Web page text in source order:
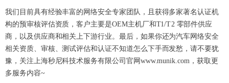
我们目前具有经验丰富的网络安全专家团队，且获得多家著名认证机
构的预审核评估资质，客户主要是OEM主机厂和T1/T2 零部件供应
商，以及供应商和相关上下游行业。 最后，如果你还为汽车网络安全
相关资质、审核、测试评估和认证不知道怎么下手而发愁，请不要犹
豫，关注上海秒尼科技术服务有限公司官网www.munik.com，获取更
多服务内容~